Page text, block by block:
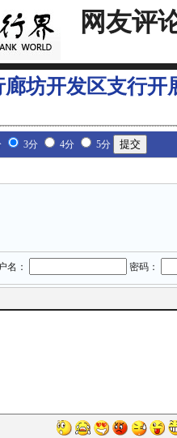
网友评
廊坊开发区支行开
3分 4分 5分
名： 密码：